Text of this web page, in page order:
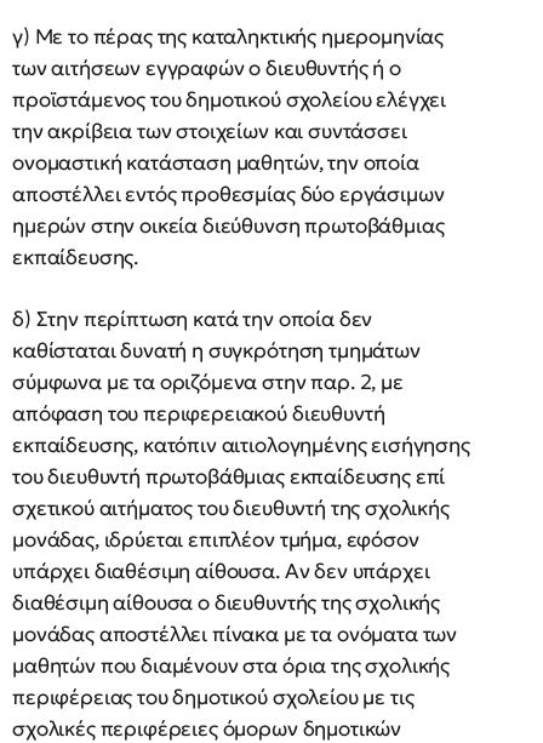
γ) Με το πέρας της καταληκτικής ημερομηνίας
των αιτήσεων εγγραφών ο διευθυντής ή ο
προϊστάμενος του δημοτικού σχολείου ελέγχει
την ακρίβεια των στοιχείων και συντάσσει
ονομαστική κατάσταση μαθητών, την οποία
αποστέλλει εντός προθεσμίας δύο εργάσιμων
ημερών στην οικεία διεύθυνση πρωτοβάθμιας
εκπαίδευσης.
δ) Στην περίπτωση κατά την οποία δεν
καθίσταται δυνατή η συγκρότηση τμημάτων
σύμφωνα με τα οριζόμενα στην παρ. 2, με
απόφαση του περιφερειακού διευθυντή
εκπαίδευσης, κατόπιν αιτιολογημένης εισήγησης
του διευθυντή πρωτοβάθμιας εκπαίδευσης επί
σχετικού αιτήματος του διευθυντή της σχολικής
μονάδας, ιδρύεται επιπλέον τμήμα, εφόσον
υπάρχει διαθέσιμη αίθουσα. Αν δεν υπάρχει
διαθέσιμη αίθουσα ο διευθυντής της σχολικής
μονάδας αποστέλλει πίνακα με τα ονόματα των
μαθητών που διαμένουν στα όρια της σχολικής
περιφέρειας του δημοτικού σχολείου με τις
σχολικές περιφέρειες όμορων δημοτικών